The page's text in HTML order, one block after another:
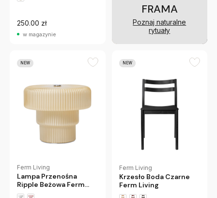
250.00 zł
w magazynie
FRAMA
Poznaj naturalne
rytuały
NEW
Ferm Living
Lampa Przenośna
Ripple Beżowa Ferm
Living
NEW
Ferm Living
Krzesło Boda Czarne
Ferm Living